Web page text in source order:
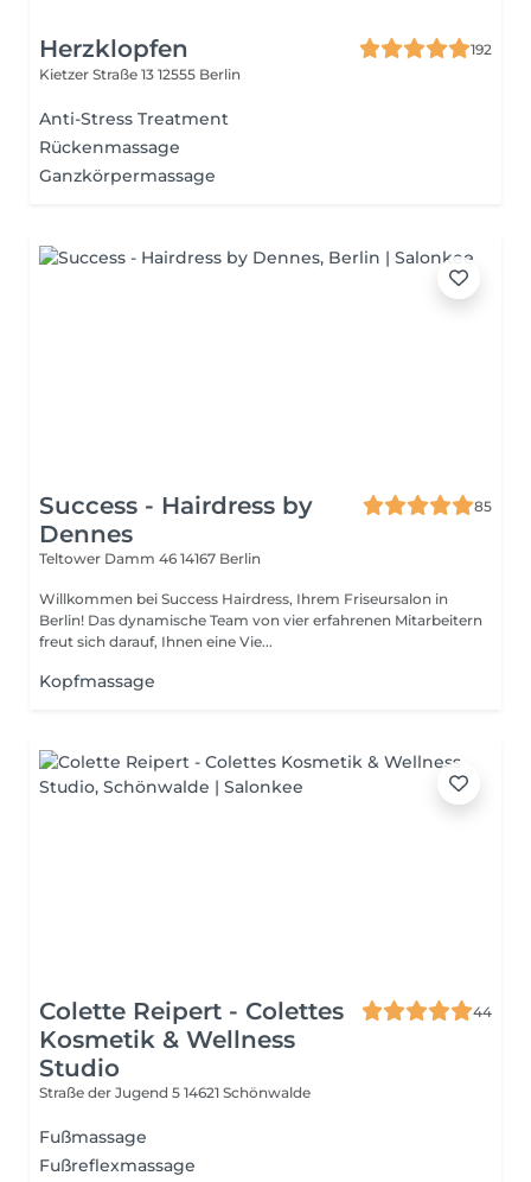
Herzklopfen
192
Kietzer Straße 13 12555 Berlin
Anti-Stress Treatment
Rückenmassage
Ganzkörpermassage
Success - Hairdress by
Dennes
85
Teltower Damm 46 14167 Berlin
Willkommen bei Success Hairdress, Ihrem Friseursalon in
Berlin! Das dynamische Team von vier erfahrenen Mitarbeitern
freut sich darauf, Ihnen eine Vie...
Kopfmassage
Colette Reipert - Colettes
Kosmetik & Wellness
Studio
44
Straße der Jugend 5 14621 Schönwalde
Fußmassage
Fußreflexmassage